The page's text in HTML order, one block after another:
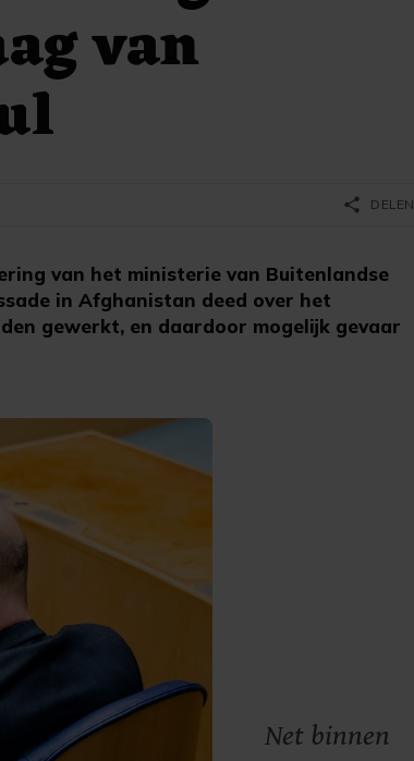
van
van het ministerie van Buitenlandse
in Afghanistan deed over het
gewerkt, en daardoor mogelijk gevaar
share DELEN
Net binnen